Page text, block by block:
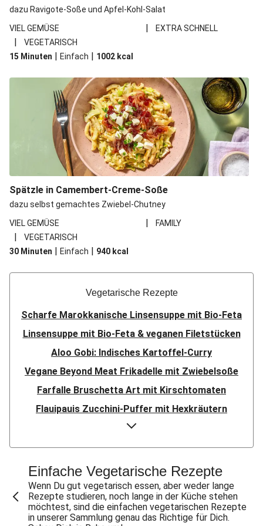
dazu Ravigote-Soße und Apfel-Kohl-Salat
VIEL GEMÜSE
| EXTRA SCHNELL
|
VEGETARISCH
15 Minuten | Einfach | 1002 kcal
Spätzle in Camembert-Creme-Soße
dazu selbst gemachtes Zwiebel-Chutney
VIEL GEMÜSE
| FAMILY
|
VEGETARISCH
30 Minuten | Einfach | 940 kcal
Vegetarische Rezepte
Scharfe Marokkanische Linsensuppe mit Bio-Feta
Linsensuppe mit Bio-Feta & veganen Filetstücken
Aloo Gobi: Indisches Kartoffel-Curry
Vegane Beyond Meat Frikadelle mit Zwiebelsoße
Farfalle Bruschetta Art mit Kirschtomaten
Flauipauis Zucchini-Puffer mit Hexkräutern
Sauerteig-Pinsa mit Ziegenkäse & Birne
Sauerteig-Pinsa mit Bio-Feta & Birne
Indisches Streetfood: Mumbai Pav Bhaji
Aloo Gobi: Indisches Kartoffel-Curry
Flauipauis Zucchini-Puffer mit Hexkräutern
Nepalesisches Linsen Dal Bhat
Einfache Vegetarische Rezepte
Wenn Du gut vegetarisch essen, aber weder lange
Rezepte studieren, noch lange in der Küche stehen
möchtest, sind die einfachen vegetarischen Rezepte
in unserer Sammlung genau das Richtige für Dich.